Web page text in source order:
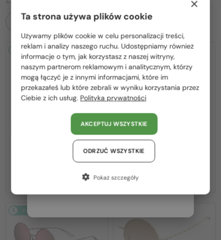
WSZYSTKIE PRODUKTY
2-4 DNI
Z SOCZEWKĄ MONOFOKALNĄ
Optična okvirja
2-4 DNI
Z SOCZEWKĄ MONOFOKALNĄ
—Optična okvirja
ES020 - DDB - 58
2-4 DNI
Proszę wybierz z listy odpowiedni dla Ciebie kraj:
Polska / PL
România / RO
Magyarország / HU
United Arab Emirates / EN
Austria / AT
Niemcy / DE
Włochy / IT
×
Ta strona używa plików cookie
Używamy plików cookie w celu personalizacji treści,
reklam i analizy naszego ruchu. Udostępniamy również
informacje o tym, jak korzystasz z naszej witryny,
naszym partnerom reklamowym i analitycznym, którzy
mogą łączyć je z innymi informacjami, które im
przekazałeś lub które zebrali w wyniku korzystania przez
Ciebie z ich usług. Polityka prywatności
AKCEPTUJ WSZYSTKIE
ODRZUĆ WSZYSTKIE
Pokaż szczegóły